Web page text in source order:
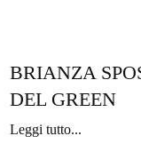
BRIANZA
DEL GREEN
Leggi tutto...